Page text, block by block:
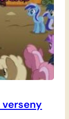
verseny